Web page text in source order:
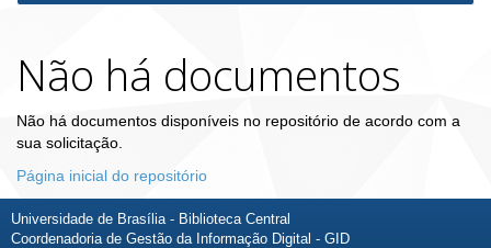
Não há documentos
Não há documentos disponíveis no repositório de acordo com a
sua solicitação.
Página inicial do repositório
Universidade de Brasília - Biblioteca Central
Coordenadoria de Gestão da Informação Digital - GID